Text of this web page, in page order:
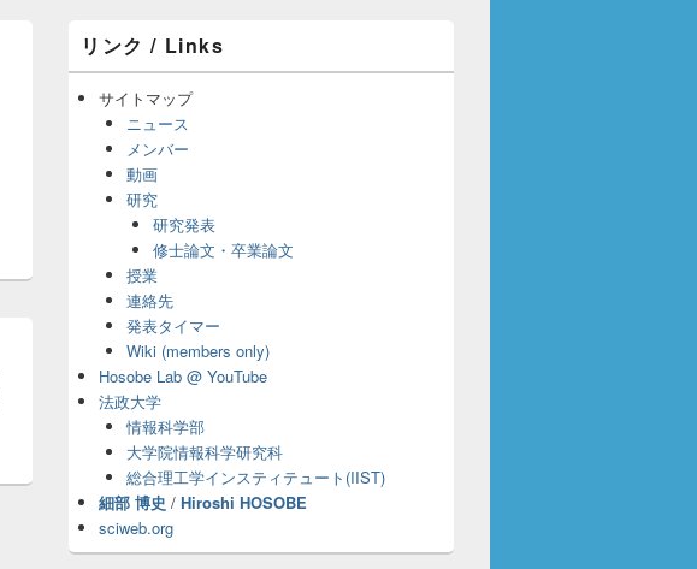
ン
サ
ア
リンク / Links
サイトマップ
ニュース
メンバー
動画
研究
研究発表
修士論文・卒業論文
授業
連絡先
発表タイマー
Wiki (members only)
Hosobe Lab @ YouTube
法政大学
情報科学部
大学院情報科学研究科
総合理工学インスティテュート(IIST)
細部 博史 / Hiroshi HOSOBE
sciweb.org